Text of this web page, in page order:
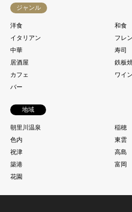
ジャンル
洋食
和食
イタリアン
フレ
中華
寿司
居酒屋
鉄板
カフェ
ワイ
バー
地域
朝里川温泉
稲穂
色内
東雲
祝津
高島
築港
富岡
花園